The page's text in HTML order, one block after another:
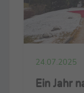
24.07.2025
Ein Jahr